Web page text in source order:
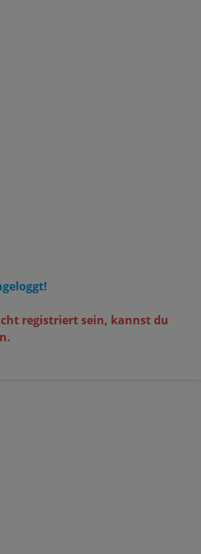
registriert sein, kannst du